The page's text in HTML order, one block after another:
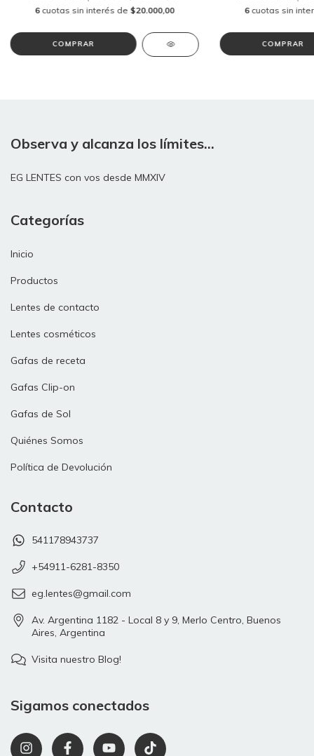
6 cuotas sin interés de $20.000,00 6 cuotas sin
Observa y alcanza los límites...
EG LENTES con vos desde MMXIV
Categorías
Inicio
Productos
Lentes de contacto
Lentes cosméticos
Gafas de receta
Gafas Clip-on
Gafas de Sol
Quiénes Somos
Política de Devolución
Contacto
541178943737
+54911-6281-8350
eg.lentes@gmail.com
Av. Argentina 1182 - Local 8 y 9, Merlo Centro, Buenos
Aires, Argentina
Visita nuestro Blog!
Sigamos conectados